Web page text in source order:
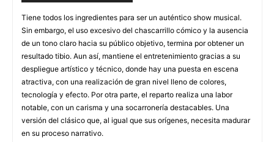
Tiene todos los ingredientes para ser un auténtico show musical.
Sin embargo, el uso excesivo del chascarrillo cómico y la ausencia
de un tono claro hacia su público objetivo, termina por obtener un
resultado tibio. Aun así, mantiene el entretenimiento gracias a su
despliegue artístico y técnico, donde hay una puesta en escena
atractiva, con una realización de gran nivel lleno de colores,
tecnología y efecto. Por otra parte, el reparto realiza una labor
notable, con un carisma y una socarronería destacables. Una
versión del clásico que, al igual que sus orígenes, necesita madurar
en su proceso narrativo.